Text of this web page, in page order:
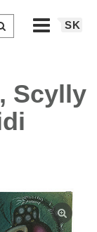
SK
Scylly